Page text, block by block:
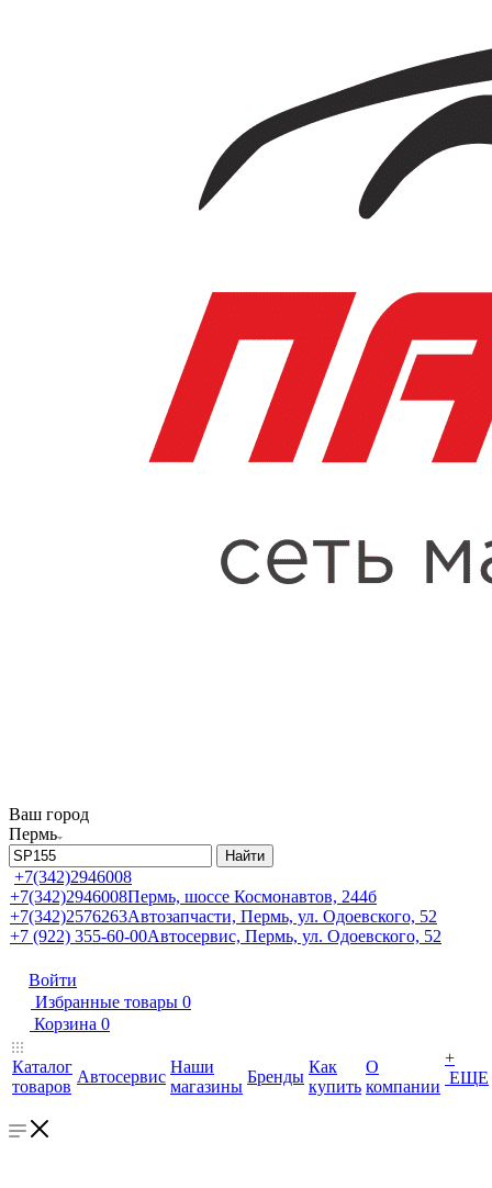
Ваш город
Пермь
Найти
+7(342)2946008
+7(342)2946008Пермь, шоссе Космонавтов, 244б
+7(342)2576263Автозапчасти, Пермь, ул. Одоевского, 52
+7 (922) 355-60-00Автосервис, Пермь, ул. Одоевского, 52
Войти
Избранные товары 0
Корзина 0
Каталог
товаров
Автосервис
Наши
магазины
Бренды
Как
купить
О
компании
+
ЕЩЕ